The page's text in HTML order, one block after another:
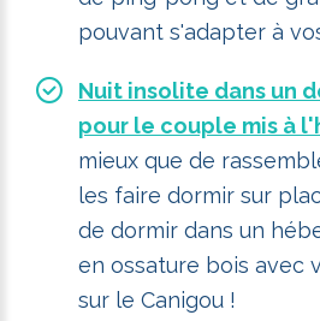
pouvant s'adapter à
Nuit insolite dans un
pour le couple mis à
mieux que de
les faire dormir sur
de dormir dans un
en ossature bois avec
sur le Canigou !